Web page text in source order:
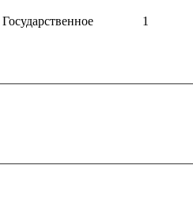
Государственное 1